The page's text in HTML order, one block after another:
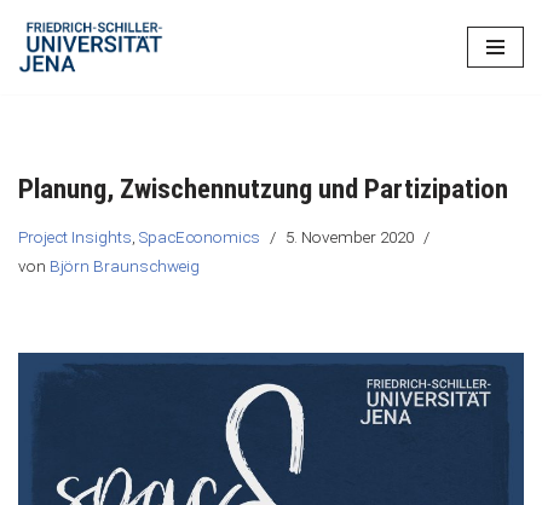
Zum
Planung, Zwischennutzung und Partizipation
Project Insights SpacEconomics
5. November 2020
von Björn Braunschweig